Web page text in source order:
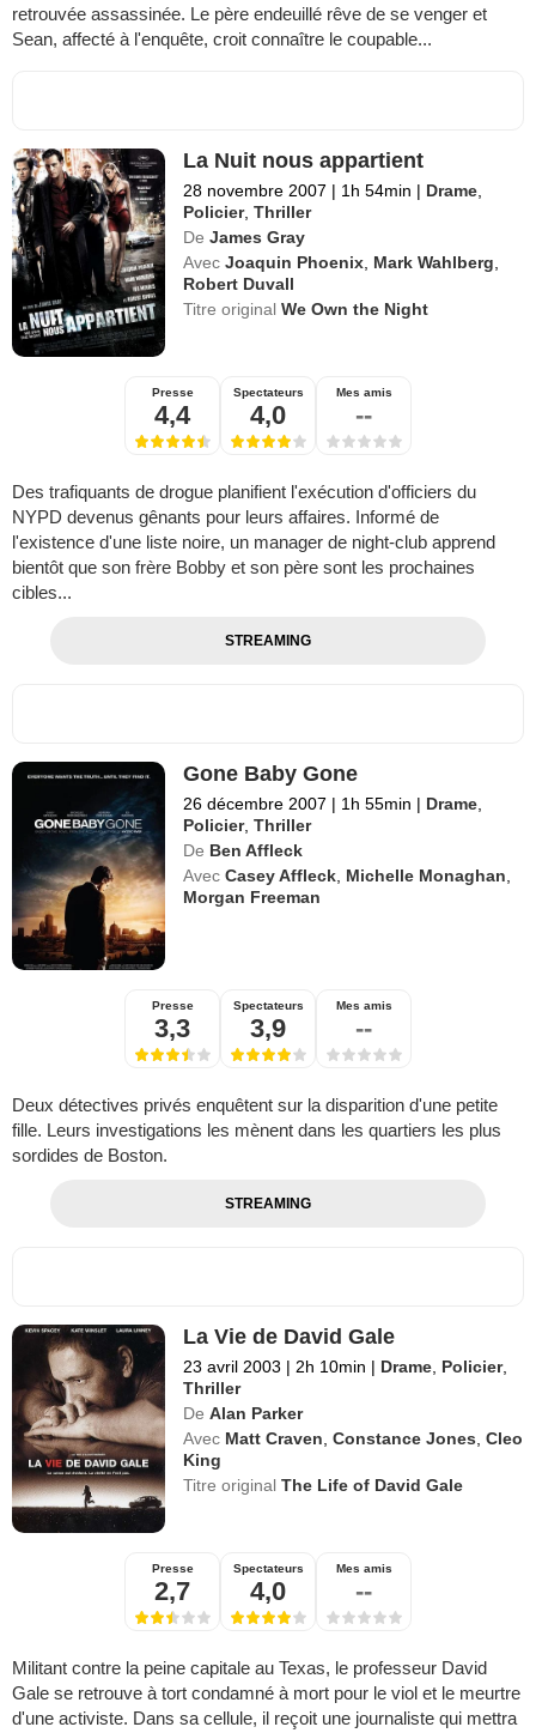
retrouvée assassinée. Le père endeuillé rêve de se venger et
Sean, affecté à l'enquête, croit connaître le coupable...
La Nuit nous appartient
28 novembre 2007 | 1h 54min | Drame
Policier,Thriller
De James Gray
Avec Joaquin Phoenix Mark Wahlberg
Robert Duvall
Titre originalWe Own the Night
Presse
4,4
Spectateurs
4,0
Mes amis
--
Des trafiquants de drogue planifient l'exécution d'officiers du
NYPD devenus gênants pour leurs affaires. Informé de
l'existence d'une liste noire, un manager de night-club apprend
bientôt que son frère Bobby et son père sont les prochaines
cibles...
STREAMING
Gone Baby Gone
26 décembre 2007 | 1h 55min | Drame
Policier,Thriller
De Ben Affleck
Avec Casey Affleck Michelle Monaghan
Morgan Freeman
Presse
3,3
Spectateurs
3,9
Mes amis
--
Deux détectives privés enquêtent sur la disparition d'une petite
fille. Leurs investigations les mènent dans les quartiers les plus
sordides de Boston.
STREAMING
La Vie de David Gale
23 avril 2003 | 2h 10min | Drame Policier,
Thriller
De Alan Parker
Avec Matt Craven ,Constance Jones ,Cleo
King
Titre originalThe Life of David Gale
Presse
2,7
Spectateurs
4,0
Mes amis
--
Militant contre la peine capitale au Texas, le professeur David
Gale se retrouve à tort condamné à mort pour le viol et le meurtre
d'une activiste. Dans sa cellule, il reçoit une journaliste qui mettra